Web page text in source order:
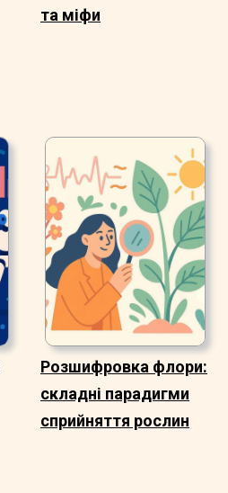
та міфи
Розшифровка флори:
складні парадигми
сприйняття рослин